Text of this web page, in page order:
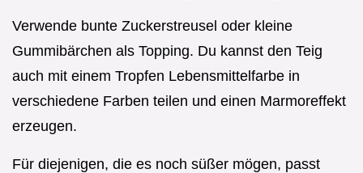
Verwende bunte Zuckerstreusel oder kleine
Gummibärchen als Topping. Du kannst den Teig
auch mit einem Tropfen Lebensmittelfarbe in
verschiedene Farben teilen und einen Marmoreffekt
erzeugen.
Für diejenigen, die es noch süßer mögen, passt